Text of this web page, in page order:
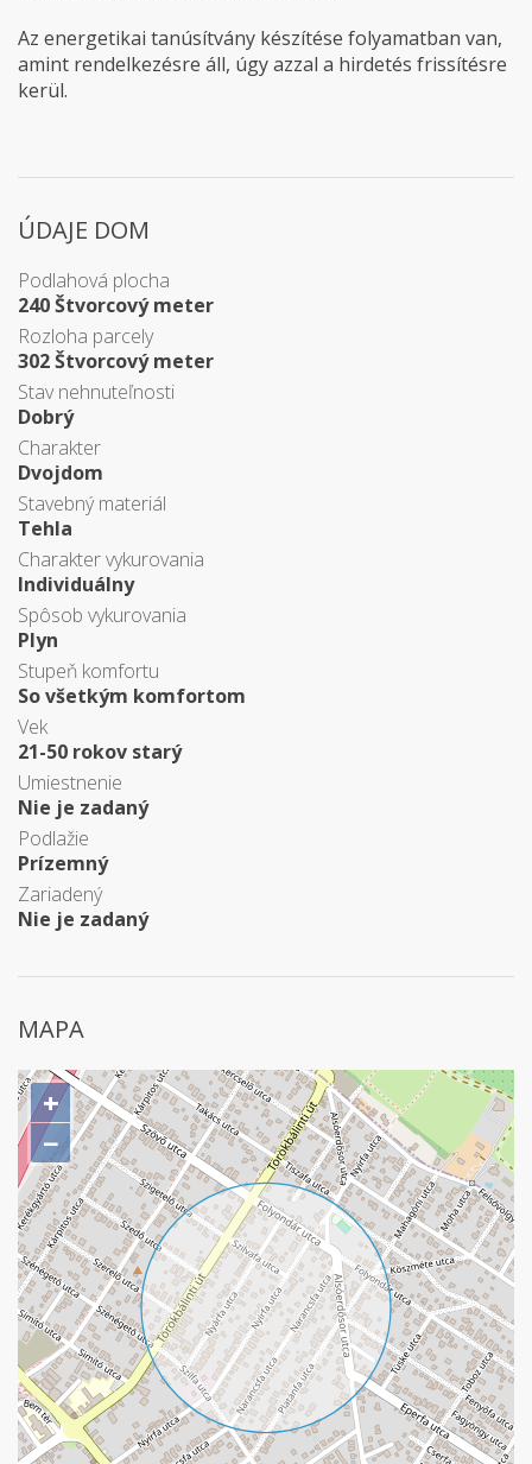
Az energetikai tanúsítvány készítése folyamatban van,
amint rendelkezésre áll, úgy azzal a hirdetés frissítésre
kerül.
ÚDAJE DOM
Podlahová plocha
240 Štvorcový meter
Rozloha parcely
302 Štvorcový meter
Stav nehnuteľnosti
Dobrý
Charakter
Dvojdom
Stavebný materiál
Tehla
Charakter vykurovania
Individuálny
Spôsob vykurovania
Plyn
Stupeň komfortu
So všetkým komfortom
Vek
21-50 rokov starý
Umiestnenie
Nie je zadaný
Podlažie
Prízemný
Zariadený
Nie je zadaný
MAPA
+
−